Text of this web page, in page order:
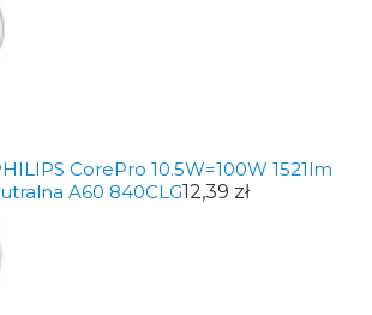
CorePro 10.5W=100W 1521lm
A60 840CLG12,39 zł